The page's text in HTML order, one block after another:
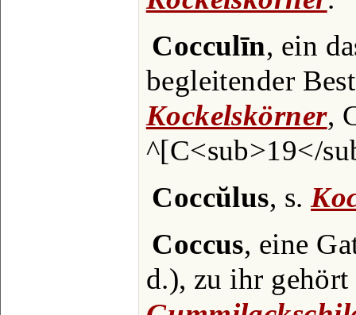
Cocculīn, ein
begleitender
Kockelskörner,
^[C<sub>19</
Coccŭlus, s.
Coccus, eine
d.), zu ihr gehört